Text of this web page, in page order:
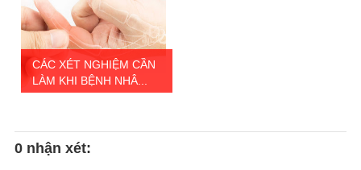
CÁC XÉT NGHIỆM CẦN
LÀM KHI BỆNH NHÂ...
0 nhận xét: